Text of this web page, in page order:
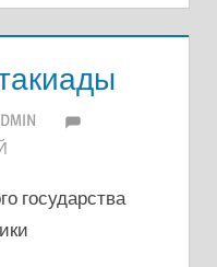
государства